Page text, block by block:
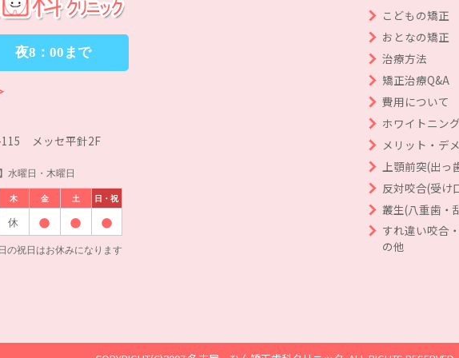
夜8：00まで
メッセ平針2F
水曜日・木曜日
木 金 土 日・祝
休
の祝日はお休みになります
こどもの矯正
おとなの矯正
治療方法
矯正治療Q&A
費用について
ホワイトニング
メリット・デ
上顎前突(出っ
反対咬合(受け
叢生(八重歯・
すれ違い咬合
の他